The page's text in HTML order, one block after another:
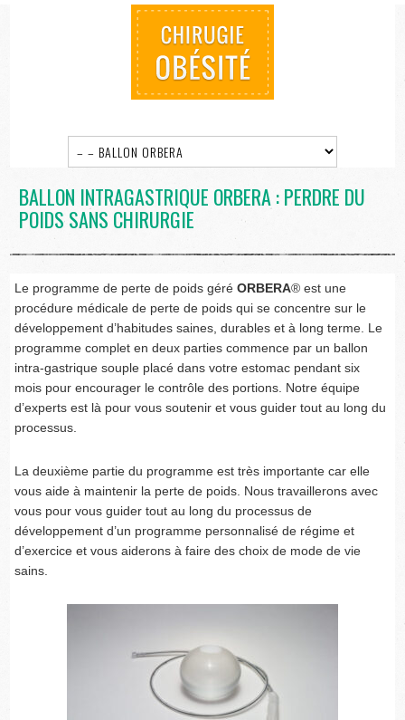
BALLON INTRAGASTRIQUE ORBERA : PERDRE DU
POIDS SANS CHIRURGIE
Le programme de perte de poids géréORBERA® est une
procédure médicale de perte de poids qui se concentre sur le
développement d’habitudes saines, durables et à long terme. Le
programme complet en deux parties commence par un ballon
intra-gastrique souple placé dans votre estomac pendant six
mois pour encourager le contrôle des portions. Notre équipe
d’experts est là pour vous soutenir et vous guider tout au long du
processus.
La deuxième partie du programme est très importante car elle
vous aide à maintenir la perte de poids. Nous travaillerons avec
vous pour vous guider tout au long du processus de
développement d’un programme personnalisé de régime et
d’exercice et vous aiderons à faire des choix de mode de vie
sains.